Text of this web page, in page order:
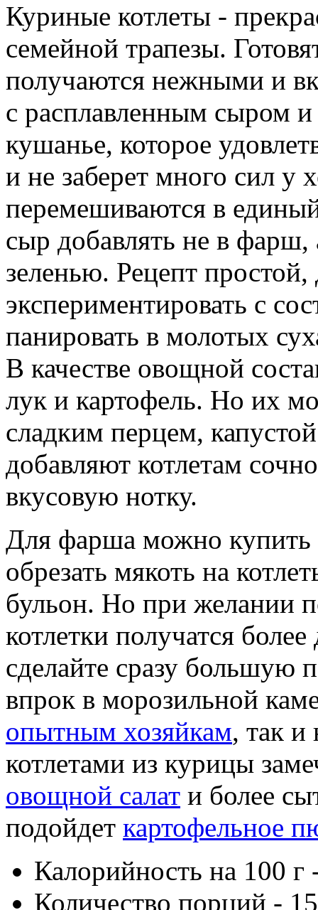
Куриные котлеты -
семейной трапезы.
получаются нежными и
с расплавленным сыром
кушанье, которое
и не заберет много сил у
перемешиваются в
сыр добавлять не в
зеленью. Рецепт
экспериментировать с
панировать в молотых
В качестве овощной
лук и картофель. Но их
сладким перцем,
добавляют котлетам
вкусовую нотку.
Для фарша можно купить
обрезать мякоть на
бульон. Но при желании
котлетки получатся
сделайте сразу большую
впрок в морозильной
опытным хозяйкам, так и
котлетами из курицы
овощной салат и более
подойдет картофельное
Калорийность на 100 г
Количество порций -